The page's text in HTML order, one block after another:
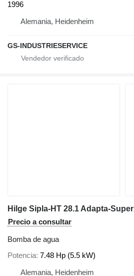
1996
Alemania, Heidenheim
GS-INDUSTRIESERVICE
Hilge Sipla-HT 28.1 Adapta-Super
Precio a consultar
Bomba de agua
Potencia 7.48 Hp (5.5 kW)
Alemania, Heidenheim